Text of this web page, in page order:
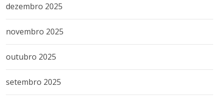
dezembro 2025
novembro 2025
outubro 2025
setembro 2025